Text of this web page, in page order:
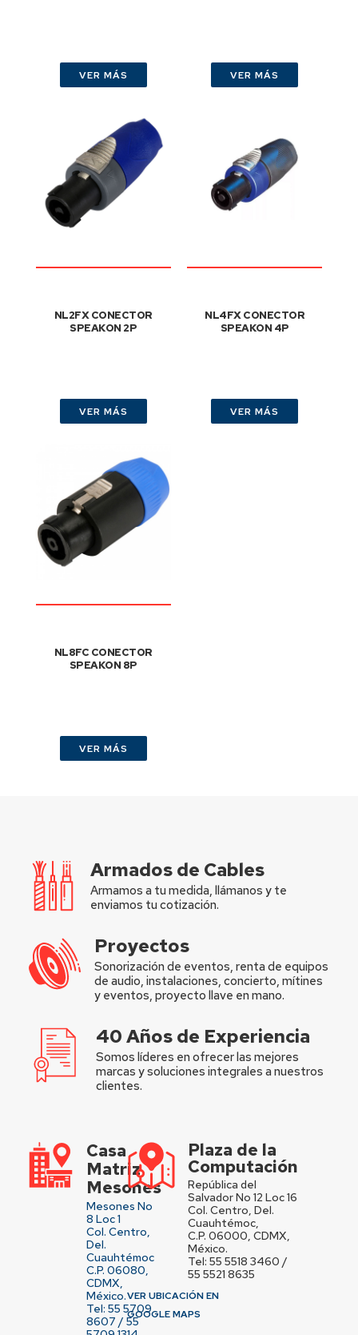
VER MÁS VER MÁS
NL2FX CONECTOR
SPEAKON 2P
VER MÁS
NL4FX CONECTOR
SPEAKON 4P
VER MÁS
NL8FC CONECTOR
SPEAKON 8P
VER MÁS
Armados de Cables
Armamos a tu medida, llámanos y te
enviamos tu cotización.
Proyectos
Sonorización de eventos, renta de equipos
de audio, instalaciones, concierto, mítines
y eventos, proyecto llave en mano.
40 Años de Experiencia
Somos líderes en ofrecer las mejores
marcas y soluciones integrales a nuestros
clientes.
Casa
Matriz
Mesones
Mesones No
8 Loc 1
Col. Centro,
Del.
Cuauhtémoc
C.P. 06080,
CDMX,
México.
Tel: 55 5709
8607 / 55
Plaza de la
Computación
República del
Salvador No 12 Loc 16
Col. Centro, Del.
Cuauhtémoc,
C.P. 06000, CDMX,
México.
Tel: 55 5518 3460 /
55 5521 8635
VER UBICACIÓN EN
GOOGLE MAPS